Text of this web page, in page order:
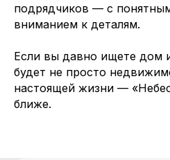
подрядчиков — с
вниманием к деталям.
Если вы давно ищете дом
будет не просто
настоящей жизни —
ближе.